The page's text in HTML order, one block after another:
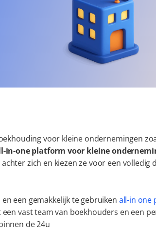
voor kleine ondernemingen
in-one platform voor kleine
zich en kiezen ze voor een volledig
een gemakkelijk te gebruiken all-in one
vast team van boekhouders en een
de 24u